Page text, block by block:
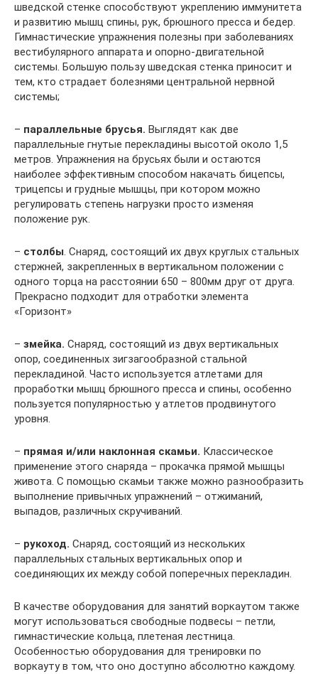
шведской стенке способствуют укреплению иммунитета
и развитию мышц спины, рук, брюшного пресса и бедер.
Гимнастические упражнения полезны при заболеваниях
вестибулярного аппарата и опорно-двигательной
системы. Большую пользу шведская стенка приносит и
тем, кто страдает болезнями центральной нервной
системы;
– параллельные брусья. Выглядят как две
параллельные гнутые перекладины высотой около 1,5
метров. Упражнения на брусьях были и остаются
наиболее эффективным способом накачать бицепсы,
трицепсы и грудные мышцы, при котором можно
регулировать степень нагрузки просто изменяя
положение рук.
– столбы. Снаряд, состоящий их двух круглых стальных
стержней, закрепленных в вертикальном положении с
одного торца на расстоянии 650 – 800мм друг от друга.
Прекрасно подходит для отработки элемента
«Горизонт»
– змейка. Снаряд, состоящий из двух вертикальных
опор, соединенных зигзагообразной стальной
перекладиной. Часто используется атлетами для
проработки мышц брюшного пресса и спины, особенно
пользуется популярностью у атлетов продвинутого
уровня.
– прямая и/или наклонная скамьи. Классическое
применение этого снаряда – прокачка прямой мышцы
живота. С помощью скамьи также можно разнообразить
выполнение привычных упражнений – отжиманий,
выпадов, различных скручиваний.
– рукоход. Снаряд, состоящий из нескольких
параллельных стальных вертикальных опор и
соединяющих их между собой поперечных перекладин.
В качестве оборудования для занятий воркаутом также
могут использоваться свободные подвесы – петли,
гимнастические кольца, плетеная лестница.
Особенностью оборудования для тренировки по
воркауту в том, что оно доступно абсолютно каждому.